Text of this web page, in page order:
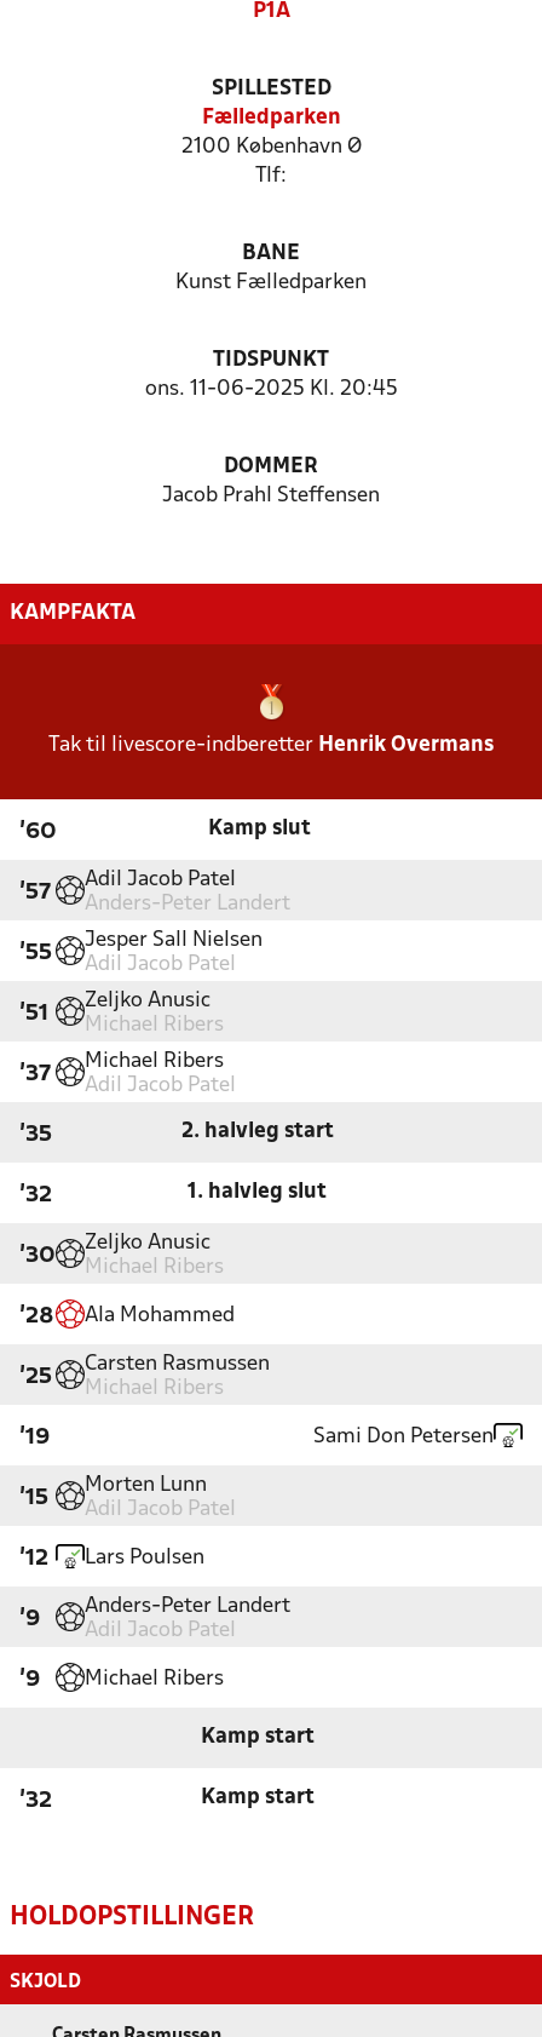
P1A
SPILLESTED
Fælledparken
2100 København Ø
Tlf:
BANE
Kunst Fælledparken
TIDSPUNKT
ons. 11-06-2025 Kl. 20:45
DOMMER
Jacob Prahl Steffensen
KAMPFAKTA
Tak til livescore-indberetter Henrik Overmans
'60 Kamp slut
'57
Adil Jacob Patel
Anders-Peter Landert
'55
Jesper Sall Nielsen
Adil Jacob Patel
'51
Zeljko Anusic
Michael Ribers
'37
Michael Ribers
Adil Jacob Patel
'35 2. halvleg start
'32 1. halvleg slut
'30
Zeljko Anusic
Michael Ribers
'28 Ala Mohammed
'25
Carsten Rasmussen
Michael Ribers
'19 Sami Don Petersen
'15
Morten Lunn
Adil Jacob Patel
'12 Lars Poulsen
'9
Anders-Peter Landert
Adil Jacob Patel
'9 Michael Ribers
Kamp start
'32 Kamp start
HOLDOPSTILLINGER
SKJOLD